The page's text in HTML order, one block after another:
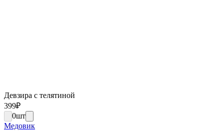
Девзира с телятиной
399₽
0шт
Медовик